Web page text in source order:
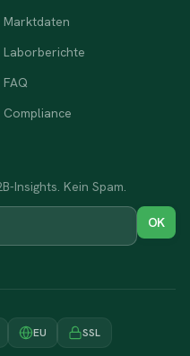
Marktdaten
Laborberichte
FAQ
Compliance
Insights. Kein Spam.
OK
EU SSL